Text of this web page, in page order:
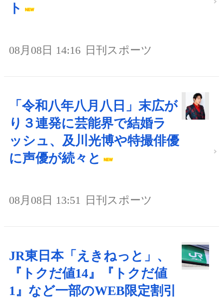
ト
08月08日 14:16 日刊スポーツ
「令和八年八月八日」末広が
り３連発に芸能界で結婚ラ
ッシュ、及川光博や特撮俳優
に声優が続々と
08月08日 13:51 日刊スポーツ
JR東日本「えきねっと」、
『トクだ値14』『トクだ値
1』など一部のWEB限定割引